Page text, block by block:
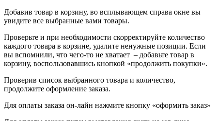
Добавив товар в корзину, во всплывающем справа окне вы
увидите все выбранные вами товары.
Проверьте и при необходимости скорректируйте количество
каждого товара в корзине, удалите ненужные позиции. Если
вы вспомнили, что чего-то не хватает – добавьте товар в
корзину, воспользовавшись кнопкой «продолжить покупки».
Проверив список выбранного товара и количество,
продолжите оформление заказа.
Для оплаты заказа он-лайн нажмите кнопку «оформить заказ»